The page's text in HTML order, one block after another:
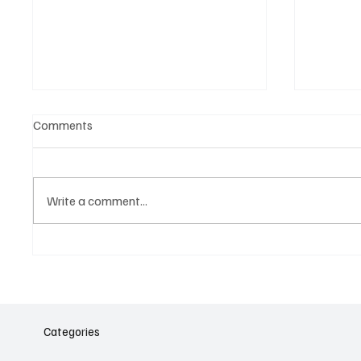
Comments
Write a comment...
Categories